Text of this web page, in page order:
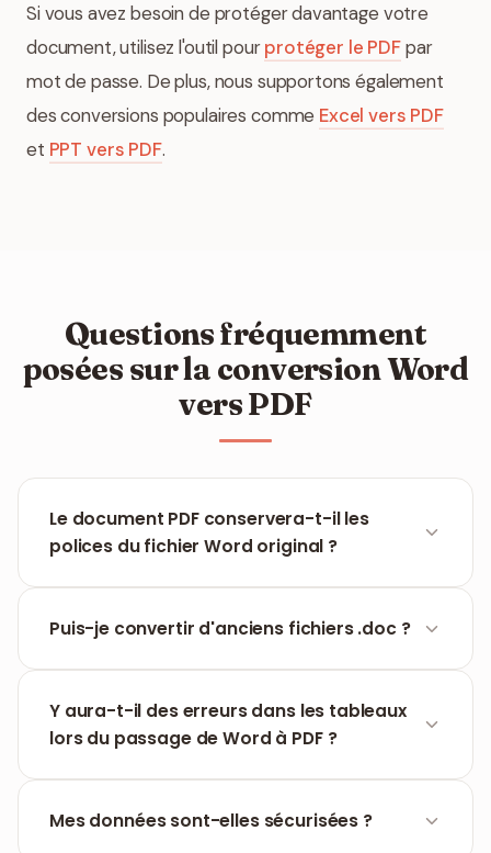
Si vous avez besoin de protéger davantage votre
document, utilisez l'outil pourprotéger le PDFpar
mot de passe. De plus, nous supportons également
des conversions populaires comme Excel vers PDF
et PPT vers PDF.
Questions fréquemment
posées sur la conversion Word
vers PDF
Le document PDF conservera-t-il les
polices du fichier Word original ?
polices, permettant à votre document PDF de
Puis-je convertir d'anciens fichiers .doc ?
format .doc (anciennes versions) que le .docx (la
version la plus récente).
Y aura-t-il des erreurs dans les tableaux
lors du passage de Word à PDF ?
parfaitement les mises en page complexes, y
Mes données sont-elles sécurisées ?